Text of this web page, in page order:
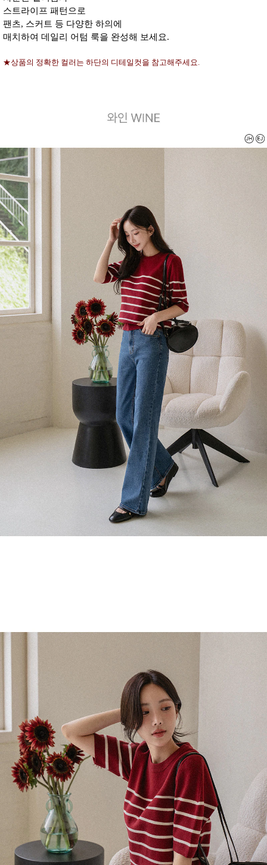
스트라이프 패턴으로
팬츠, 스커트 등 다양한 하의에
매치하여 데일리 어텀 룩을 완성해 보세요.
★상품의 정확한 컬러는 하단의 디테일컷을 참고해주세요.